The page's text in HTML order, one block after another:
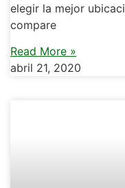
elegir la mejor
compare
Read More »
abril 21, 2020